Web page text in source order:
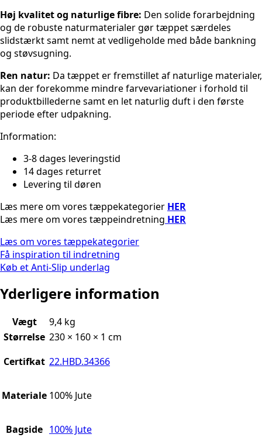
Høj kvalitet og naturlige fibre: Den solide forarbejdning
og de robuste naturmaterialer gør tæppet særdeles
slidstærkt samt nemt at vedligeholde med både bankning
og støvsugning.
Ren natur: Da tæppet er fremstillet af naturlige materialer,
kan der forekomme mindre farvevariationer i forhold til
produktbillederne samt en let naturlig duft i den første
periode efter udpakning.
Information:
3-8 dages leveringstid
14 dages returret
Levering til døren
Læs mere om vores tæppekategorier HER
Læs mere om vores tæppeindretning HER
Læs om vores tæppekategorier
Få inspiration til indretning
Køb et Anti-Slip underlag
Yderligere information
Vægt
9,4 kg
Størrelse 230 × 160 × 1 cm
Certifkat 22.HBD.34366
Materiale 100% Jute
Bagside 100% Jute